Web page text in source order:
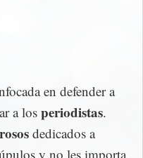
en defender a
a los periodistas.
dedicados a
y no les importa